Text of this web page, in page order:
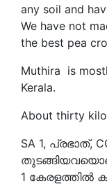
any soil and
We have not
the best pea
Muthira is
Kerala.
About thirty
SA 1, പ്രഭാത്,
1 കേരളത്തിൽ